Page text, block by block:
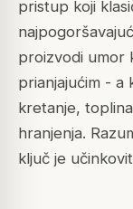
pristup koji
proizvodi umor
prianjajućim - a
kretanje,
hranjenja.
ključ je